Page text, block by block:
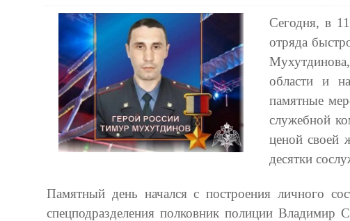
Сегодня, в
отряда
области и
памятные
служебной
ценой своей
десятки
Памятный день начался с построения личного
спецподразделения полковник полиции